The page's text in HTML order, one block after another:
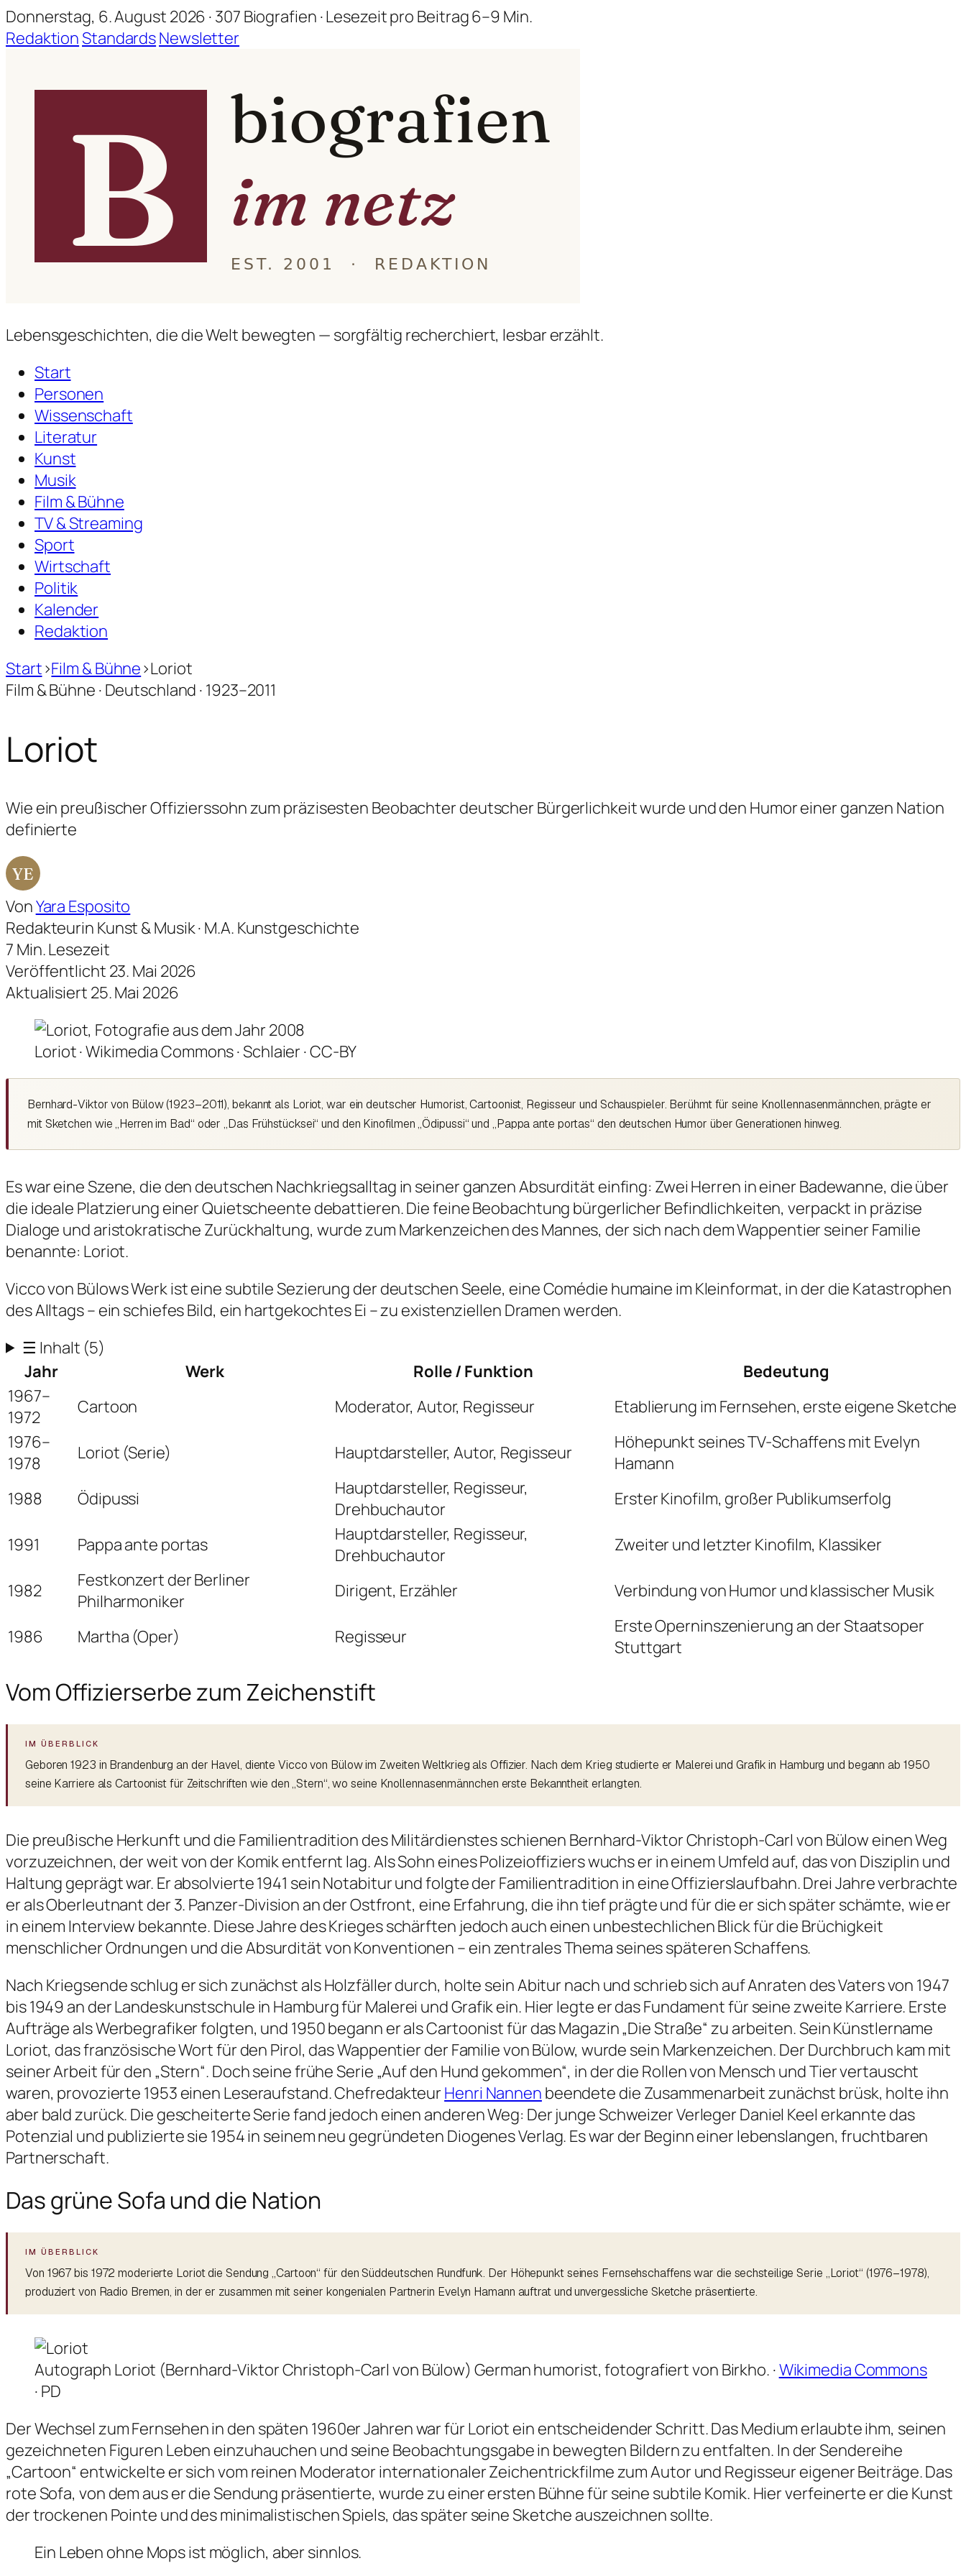
Donnerstag, 6. August 2026 · 307 Biografien · Lesezeit pro Beitrag 6–9 Min.
RedaktionStandardsNewsletter
Lebensgeschichten, die die Welt bewegten — sorgfältig recherchiert, lesbar erzählt.
Start
Personen
Wissenschaft
Literatur
Kunst
Musik
Film & Bühne
TV & Streaming
Sport
Wirtschaft
Politik
Kalender
Redaktion
Start›Film & Bühne›Loriot
Film & Bühne · Deutschland · 1923–2011
Loriot
Wie ein preußischer Offizierssohn zum präzisesten Beobachter deutscher Bürgerlichkeit wurde und den Humor einer ganzen Nation
definierte
YE
VonYara Esposito
Redakteurin Kunst & Musik · M.A. Kunstgeschichte
7 Min. Lesezeit
Veröffentlicht 23. Mai 2026
Aktualisiert 25. Mai 2026
Loriot · Wikimedia Commons · Schlaier · CC-BY
Bernhard-Viktor von Bülow (1923–2011), bekannt als Loriot, war ein deutscher Humorist, Cartoonist, Regisseur und Schauspieler. Berühmt für seine Knollennasenmännchen, prägte er
mit Sketchen wie „Herren im Bad“ oder „Das Frühstücksei“ und den Kinofilmen „Ödipussi“ und „Pappa ante portas“ den deutschen Humor über Generationen hinweg.
Es war eine Szene, die den deutschen Nachkriegsalltag in seiner ganzen Absurdität einfing: Zwei Herren in einer Badewanne, die über
die ideale Platzierung einer Quietscheente debattieren. Die feine Beobachtung bürgerlicher Befindlichkeiten, verpackt in präzise
Dialoge und aristokratische Zurückhaltung, wurde zum Markenzeichen des Mannes, der sich nach dem Wappentier seiner Familie
benannte: Loriot.
Vicco von Bülows Werk ist eine subtile Sezierung der deutschen Seele, eine Comédie humaine im Kleinformat, in der die Katastrophen
des Alltags – ein schiefes Bild, ein hartgekochtes Ei – zu existenziellen Dramen werden.
☰ Inhalt (5)
Jahr
Werk Rolle / Funktion
Bedeutung
1967–
1972
Cartoon Moderator, Autor, Regisseur
Etablierung im Fernsehen, erste eigene Sketche
1976–
1978
Loriot (Serie) Hauptdarsteller, Autor, Regisseur
Höhepunkt seines TV-Schaffens mit Evelyn
Hamann
1988
Ödipussi
Hauptdarsteller, Regisseur,
Drehbuchautor
Erster Kinofilm, großer Publikumserfolg
1991 Pappa ante portas
Hauptdarsteller, Regisseur,
Drehbuchautor
Zweiter und letzter Kinofilm, Klassiker
1982
Festkonzert der Berliner
Philharmoniker
Dirigent, Erzähler Verbindung von Humor und klassischer Musik
1986 Martha (Oper) Regisseur
Erste Operninszenierung an der Staatsoper
Stuttgart
Vom Offizierserbe zum Zeichenstift
Geboren 1923 in Brandenburg an der Havel, diente Vicco von Bülow im Zweiten Weltkrieg als Offizier. Nach dem Krieg studierte er Malerei und Grafik in Hamburg und begann ab 1950
seine Karriere als Cartoonist für Zeitschriften wie den „Stern“, wo seine Knollennasenmännchen erste Bekanntheit erlangten.
Die preußische Herkunft und die Familientradition des Militärdienstes schienen Bernhard-Viktor Christoph-Carl von Bülow einen Weg
vorzuzeichnen, der weit von der Komik entfernt lag. Als Sohn eines Polizeioffiziers wuchs er in einem Umfeld auf, das von Disziplin und
Haltung geprägt war. Er absolvierte 1941 sein Notabitur und folgte der Familientradition in eine Offizierslaufbahn. Drei Jahre verbrachte
er als Oberleutnant der 3. Panzer-Division an der Ostfront, eine Erfahrung, die ihn tief prägte und für die er sich später schämte, wie er
in einem Interview bekannte. Diese Jahre des Krieges schärften jedoch auch einen unbestechlichen Blick für die Brüchigkeit
menschlicher Ordnungen und die Absurdität von Konventionen – ein zentrales Thema seines späteren Schaffens.
Nach Kriegsende schlug er sich zunächst als Holzfäller durch, holte sein Abitur nach und schrieb sich auf Anraten des Vaters von 1947
bis 1949 an der Landeskunstschule in Hamburg für Malerei und Grafik ein. Hier legte er das Fundament für seine zweite Karriere. Erste
Aufträge als Werbegrafiker folgten, und 1950 begann er als Cartoonist für das Magazin „Die Straße“ zu arbeiten. Sein Künstlername
Loriot, das französische Wort für den Pirol, das Wappentier der Familie von Bülow, wurde sein Markenzeichen. Der Durchbruch kam mit
seiner Arbeit für den „Stern“. Doch seine frühe Serie „Auf den Hund gekommen“, in der die Rollen von Mensch und Tier vertauscht
waren, provozierte 1953 einen Leseraufstand. Chefredakteur Henri Nannen beendete die Zusammenarbeit zunächst brüsk, holte ihn
aber bald zurück. Die gescheiterte Serie fand jedoch einen anderen Weg: Der junge Schweizer Verleger Daniel Keel erkannte das
Potenzial und publizierte sie 1954 in seinem neu gegründeten Diogenes Verlag. Es war der Beginn einer lebenslangen, fruchtbaren
Partnerschaft.
Das grüne Sofa und die Nation
Von 1967 bis 1972 moderierte Loriot die Sendung „Cartoon“ für den Süddeutschen Rundfunk. Der Höhepunkt seines Fernsehschaffens war die sechsteilige Serie „Loriot“ (1976–1978),
produziert von Radio Bremen, in der er zusammen mit seiner kongenialen Partnerin Evelyn Hamann auftrat und unvergessliche Sketche präsentierte.
Autograph Loriot (Bernhard-Viktor Christoph-Carl von Bülow) German humorist, fotografiert von Birkho. ·Wikimedia Commons
· PD
Der Wechsel zum Fernsehen in den späten 1960er Jahren war für Loriot ein entscheidender Schritt. Das Medium erlaubte ihm, seinen
gezeichneten Figuren Leben einzuhauchen und seine Beobachtungsgabe in bewegten Bildern zu entfalten. In der Sendereihe
„Cartoon“ entwickelte er sich vom reinen Moderator internationaler Zeichentrickfilme zum Autor und Regisseur eigener Beiträge. Das
rote Sofa, von dem aus er die Sendung präsentierte, wurde zu einer ersten Bühne für seine subtile Komik. Hier verfeinerte er die Kunst
der trockenen Pointe und des minimalistischen Spiels, das später seine Sketche auszeichnen sollte.
Ein Leben ohne Mops ist möglich, aber sinnlos.